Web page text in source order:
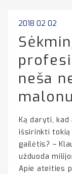
2018 02 02
neša
Ką daryti,
išsirinkti
gailėtis? –
užduoda
Apie ateities